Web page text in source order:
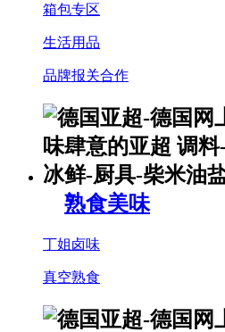
箱包专区
生活用品
品牌报关合作
熟食美味
丁姐卤味
真空熟食